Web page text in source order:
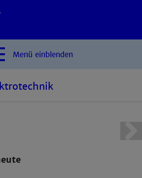
Menü einblenden